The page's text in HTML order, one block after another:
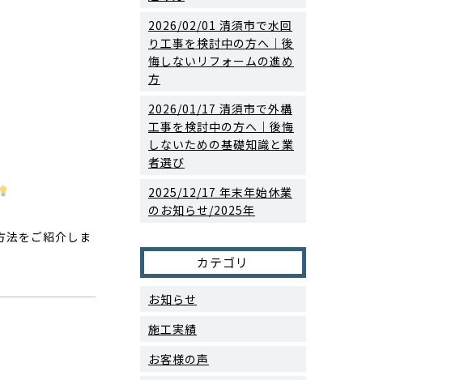
をご紹介しま
2026/02/01 清須市で水回
り工事を検討中の方へ｜後
悔しないリフォームの進め
方
2026/01/17 清須市で外構
工事を検討中の方へ｜後悔
しないための基礎知識と業
者選び
2025/12/17 年末年始休業
のお知らせ/2025年
カテゴリ
お知らせ
施工実績
お客様の声